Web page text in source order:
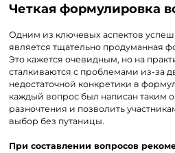
Четкая формулировка
Одним из ключевых аспектов
является тщательно продуманная
Это кажется очевидным, но на
сталкиваются с проблемами из-за
недостаточной конкретики в
каждый вопрос был написан таким
разночтения и позволить
выбор без путаницы.
При составлении вопросов